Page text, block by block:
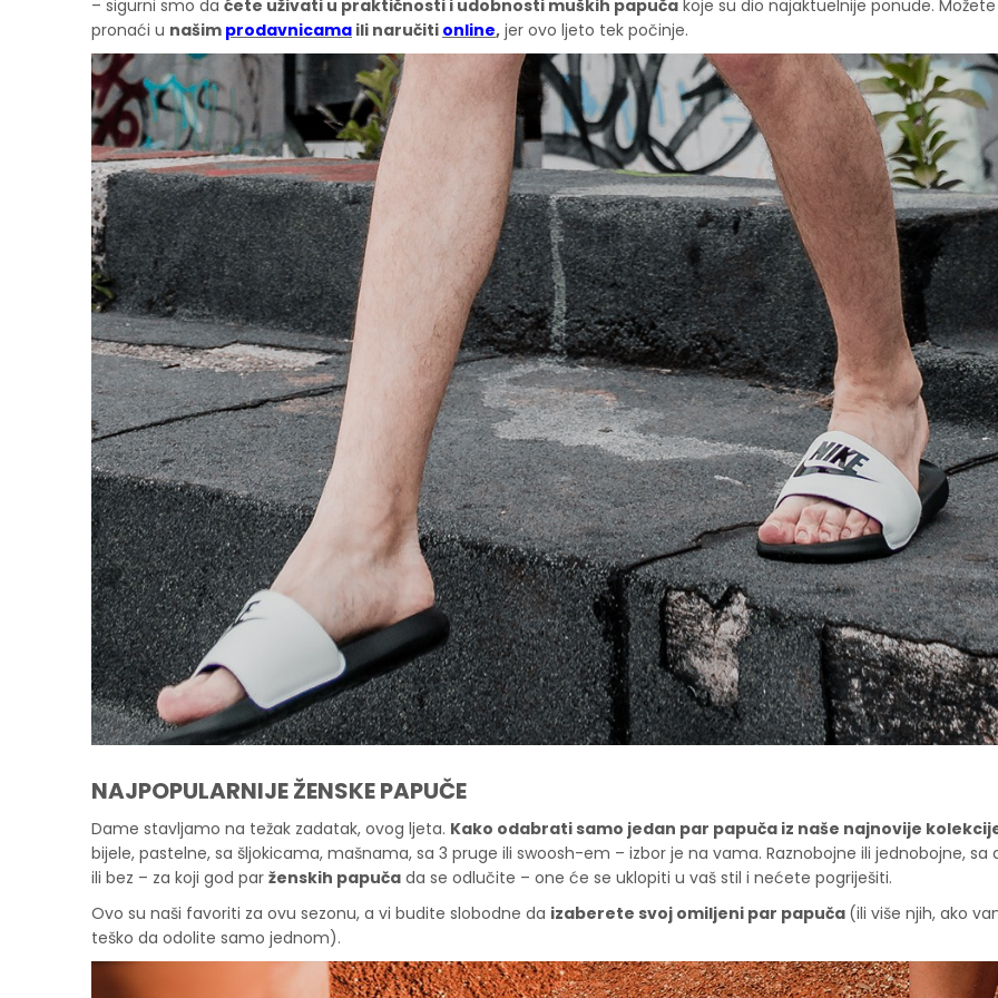
– sigurni smo da ćete uživati u praktičnosti i udobnosti muških papuča koje su dio najaktuelnije ponude.
pronaći u našim prodavnicama ili naručiti online, jer ovo ljeto tek počinje.
NAJPOPULARNIJE ŽENSKE PAPUČE
Dame stavljamo na težak zadatak, ovog ljeta. Kako odabrati samo jedan par papuča iz naše najnovije
bijele, pastelne, sa šljokicama, mašnama, sa 3 pruge ili swoosh-em – izbor je na vama. Raznobojne ili jednobojne, sa
ili bez – za koji god par ženskih papuča da se odlučite – one će se uklopiti u vaš stil i nećete pogriješiti.
Ovo su naši favoriti za ovu sezonu, a vi budite slobodne da izaberete svoj omiljeni par papuča (ili više njih, ako
teško da odolite samo jednom).